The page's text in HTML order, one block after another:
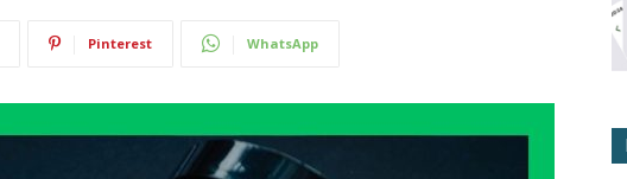
Pinterest WhatsApp